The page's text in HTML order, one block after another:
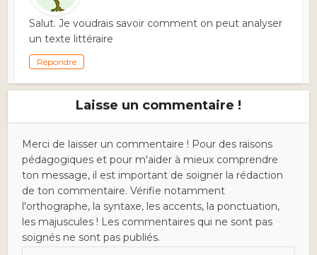
Salut. Je voudrais savoir comment on peut analyser
un texte littéraire
Répondre
Laisse un commentaire !
Merci de laisser un commentaire ! Pour des raisons
pédagogiques et pour m'aider à mieux comprendre
ton message, il est important de soigner la rédaction
de ton commentaire. Vérifie notamment
l'orthographe, la syntaxe, les accents, la ponctuation,
les majuscules ! Les commentaires qui ne sont pas
soignés ne sont pas publiés.